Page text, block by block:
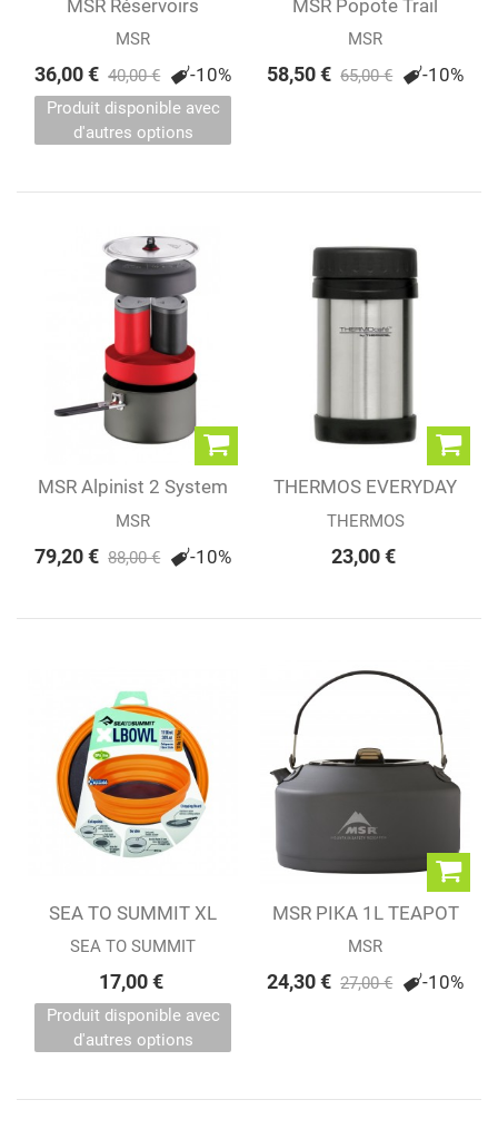
MSR Réservoirs
Dromedary®
MSR
36,00 € 40,00 € -10%
Produit disponible avec
d'autres options
MSR Popote Trail
Mini™ Duo
MSR
58,50 € 65,00 € -10%
MSR Alpinist 2 System
MSR
79,20 € 88,00 € -10%
THERMOS EVERYDAY
Porte Aliments...
THERMOS
23,00 €
SEA TO SUMMIT XL
BOWL
SEA TO SUMMIT
17,00 €
Produit disponible avec
d'autres options
MSR PIKA 1L TEAPOT
MSR
24,30 € 27,00 € -10%